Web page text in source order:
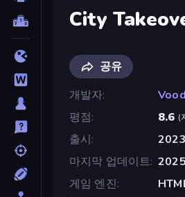
City
공유
개발자
평점
8.6 (
출시
마지막 업데이트
게임 엔진